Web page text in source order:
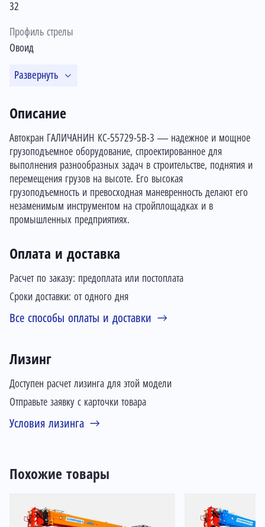
32
Профиль стрелы
Овоид
Развернуть
Оплата и доставка
Расчет по заказу: предоплата или постоплата
Сроки доставки: от одного дня
Все способы оплаты и доставки
Лизинг
Доступен расчет лизинга для этой модели
Отправьте заявку с карточки товара
Условия лизинга
Описание
Автокран ГАЛИЧАНИН КС-55729-5B-3 — надежное и мощное
грузоподъемное оборудование, спроектированное для
выполнения разнообразных задач в строительстве, поднятия и
перемещения грузов на высоте. Его высокая
грузоподъемность и превосходная маневренность делают его
незаменимым инструментом на стройплощадках и в
промышленных предприятиях.
Похожие товары